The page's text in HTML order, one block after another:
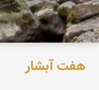
هفت آبشار